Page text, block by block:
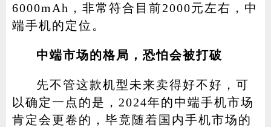
6000mAh，非常符合目前2000元左右，中
端手机的定位。
中端市场的格局，恐怕会被打破
先不管这款机型未来卖得好不好，可
以确定一点的是，2024年的中端手机市场
肯定会更卷的，毕竟随着国内手机市场的